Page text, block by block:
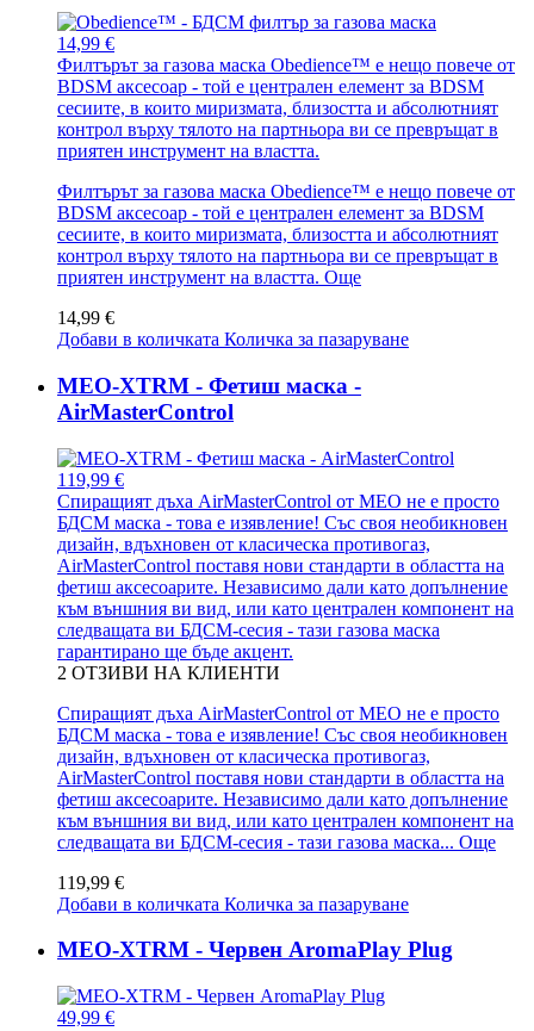
14,99 €
Филтърът за газова маска Obedience™ е нещо повече от
BDSM аксесоар - той е централен елемент за BDSM
сесиите, в които миризмата, близостта и абсолютният
контрол върху тялото на партньора ви се превръщат в
приятен инструмент на властта.
Филтърът за газова маска Obedience™ е нещо повече от
BDSM аксесоар - той е централен елемент за BDSM
сесиите, в които миризмата, близостта и абсолютният
контрол върху тялото на партньора ви се превръщат в
приятен инструмент на властта. Още
14,99 €
Добави в количката Количка за пазаруване
MEO-XTRM - Фетиш маска -
AirMasterControl
119,99 €
Спиращият дъха AirMasterControl от MEO не е просто
БДСМ маска - това е изявление! Със своя необикновен
дизайн, вдъхновен от класическа противогаз,
AirMasterControl поставя нови стандарти в областта на
фетиш аксесоарите. Независимо дали като допълнение
към външния ви вид, или като централен компонент на
следващата ви БДСМ-сесия - тази газова маска
гарантирано ще бъде акцент.
2 ОТЗИВИ НА КЛИЕНТИ
Спиращият дъха AirMasterControl от MEO не е просто
БДСМ маска - това е изявление! Със своя необикновен
дизайн, вдъхновен от класическа противогаз,
AirMasterControl поставя нови стандарти в областта на
фетиш аксесоарите. Независимо дали като допълнение
към външния ви вид, или като централен компонент на
следващата ви БДСМ-сесия - тази газова маска... Още
119,99 €
Добави в количката Количка за пазаруване
MEO-XTRM - Червен AromaPlay Plug
49,99 €